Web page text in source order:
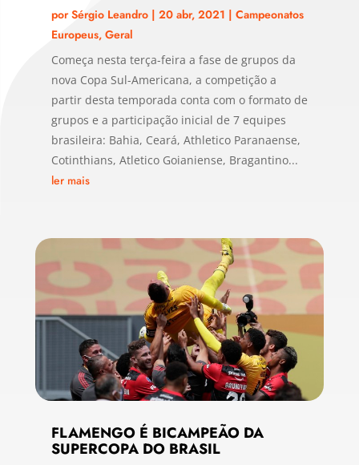
porSérgio Leandro| 20 abr, 2021 | Campeonatos
Europeus, Geral
Começa nesta terça-feira a fase de grupos da
nova Copa Sul-Americana, a competição a
partir desta temporada conta com o formato de
grupos e a participação inicial de 7 equipes
brasileira: Bahia, Ceará, Athletico Paranaense,
Cotinthians, Atletico Goianiense, Bragantino...
ler mais
FLAMENGO É BICAMPEÃO DA
SUPERCOPA DO BRASIL